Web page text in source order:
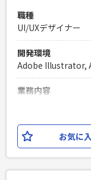
ーション能力 ・プ
ザイン視点での改
したデザインの設
きる
PHPを用いた
Laravelを用いた
職種
UI/UXデザイナー
開発環境
Adobe Illustrator,
業務内容
ムの構築と運用
画、エンジニア、
お気に